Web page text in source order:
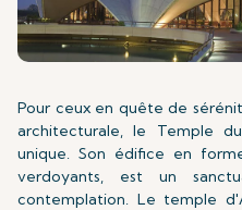
Pour ceux en quête de
architecturale, le Temple
unique. Son édifice en
verdoyants, est un
contemplation. Le temple